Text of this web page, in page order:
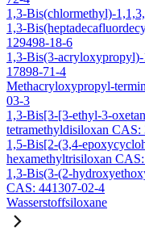
1,3-Bis(chlormethyl)-
1,3-
129498-18-6
1,3-Bis(3-
17898-71-4
Methacryloxypropyl-
03-3
1,3-Bis[3-[3-ethyl-3-
tetramethyldisiloxan CAS:
1,5-Bis[2-(3,4-
hexamethyltrisiloxan
1,3-Bis(3-(2-
CAS: 441307-02-4
Wasserstoffsiloxane